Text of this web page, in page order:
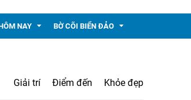
NAY BỜ CÕI BIỂN ĐẢO
Giải trí Điểm đến Khỏe đẹp